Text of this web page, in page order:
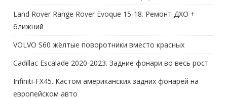
Land Rover Range Rover Evoque 15-18. Ремонт ДХО +
ближний
VOLVO S60 жёлтые поворотники вместо красных
Cadillac Escalade 2020-2023. Задние фонари во весь рост
Infiniti-FX45. Кастом американских задних фонарей на
европейском авто